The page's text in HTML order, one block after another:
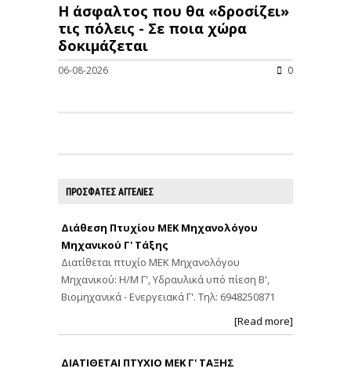
Η άσφαλτος που θα «δροσίζει»
τις πόλεις - Σε ποια χώρα
δοκιμάζεται
06-08-2026 0
ΠΡΟΣΦΑΤΕΣ ΑΓΓΕΛΙΕΣ
Διάθεση Πτυχίου ΜΕΚ Μηχανολόγου
Μηχανικού Γ' Τάξης
Διατίθεται πτυχίο ΜΕΚ Μηχανολόγου
Μηχανικού: Η/Μ Γ', Υδραυλικά υπό πίεση Β',
Βιομηχανικά - Ενεργειακά Γ'. Τηλ: 6948250871
[Read more]
ΔΙΑΤΙΘΕΤΑΙ ΠΤΥΧΙΟ ΜΕΚ Γ' ΤΑΞΗΣ